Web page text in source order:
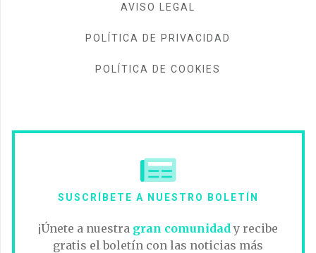
AVISO LEGAL
POLÍTICA DE PRIVACIDAD
POLÍTICA DE COOKIES
SUSCRÍBETE A NUESTRO BOLETÍN
¡Únete a nuestra gran comunidad y recibe
gratis el boletín con las noticias más